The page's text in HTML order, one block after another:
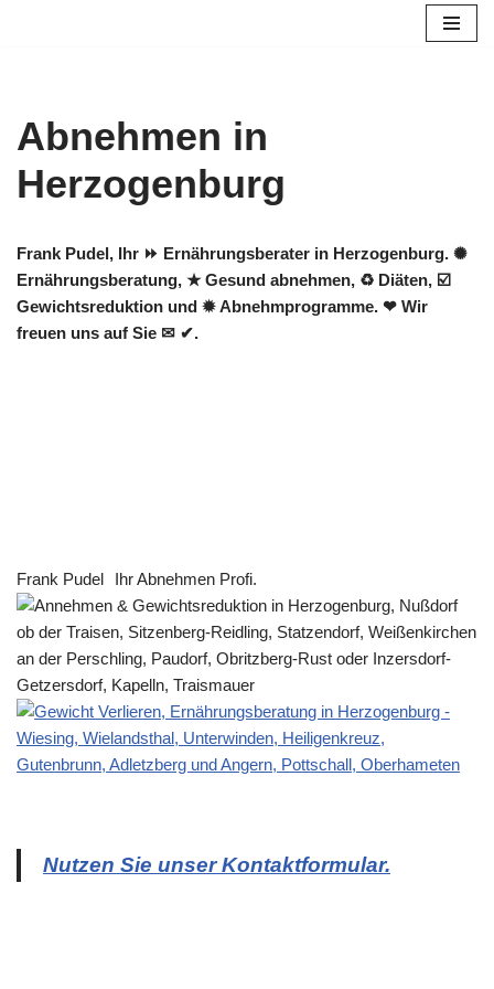
Abnehmen in
Herzogenburg
Frank Pudel, Ihr ⏩ Ernährungsberater in Herzogenburg. ✺
Ernährungsberatung, ★ Gesund abnehmen, ♻ Diäten, ☑️
Gewichtsreduktion und ✹ Abnehmprogramme. ❤ Wir
freuen uns auf Sie ✉ ✔.
Frank Pudel Ihr Abnehmen Profi.
Nutzen Sie unser Kontaktformular.